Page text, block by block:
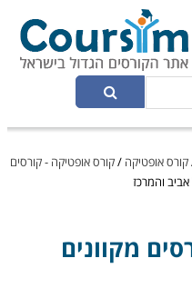
קורס אופטיקה /קורס אופטיקה - קורסים
והמרכז
מקוונים